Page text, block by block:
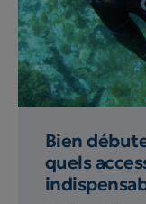
Bien
quels